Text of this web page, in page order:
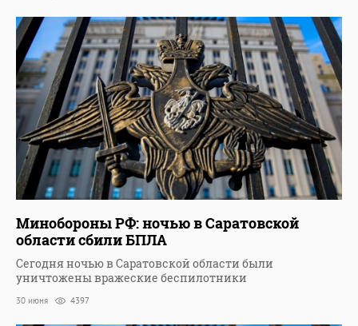
Минобороны РФ: ночью в Саратовской
области сбили БПЛА
Сегодня ночью в Саратовской области были
уничтожены вражеские беспилотники
30 июня 4397